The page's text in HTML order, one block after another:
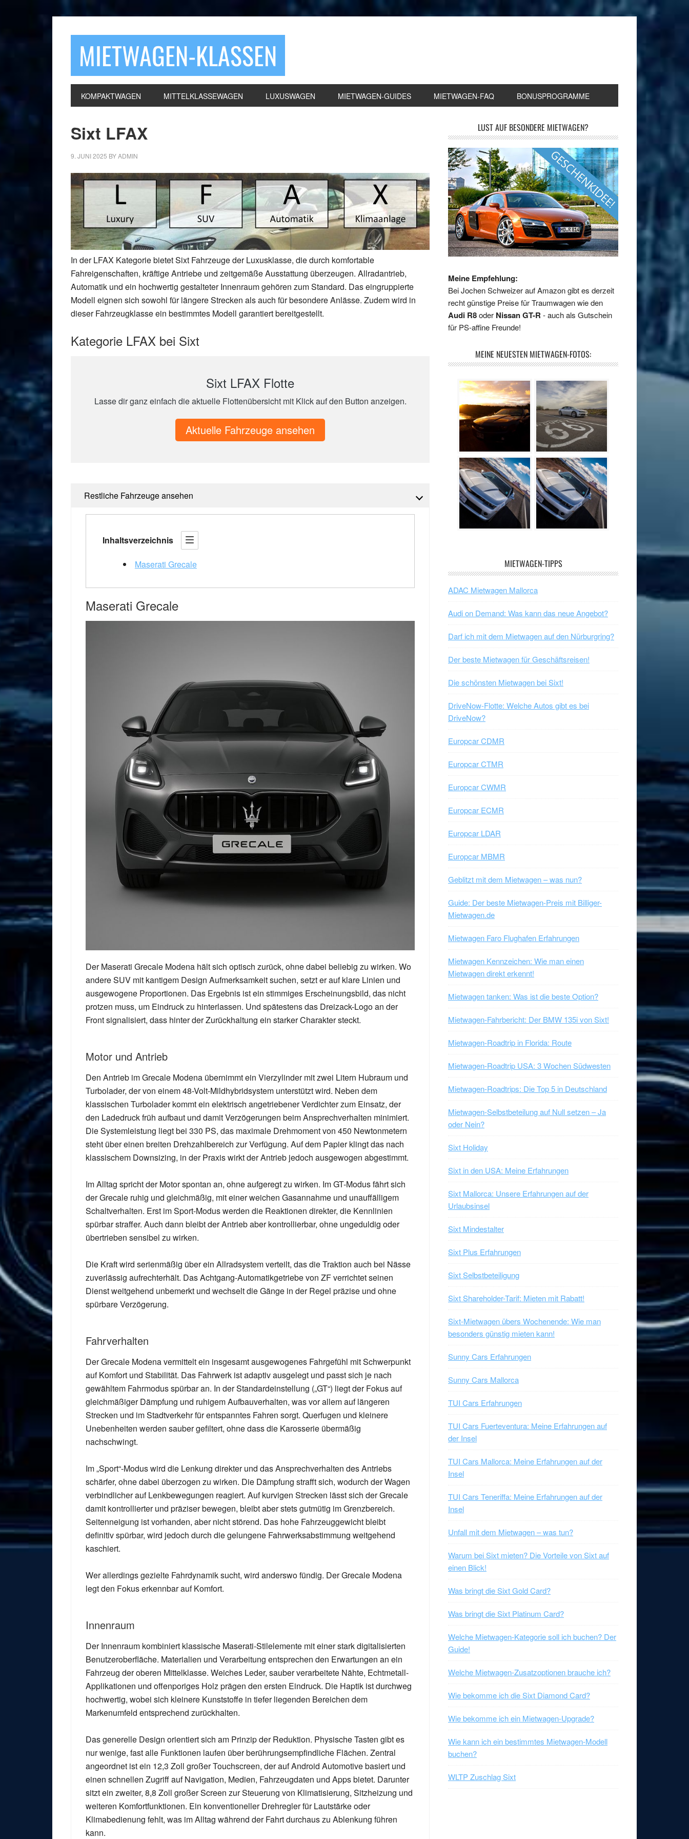
MIETWAGEN-KLASSEN
KOMPAKTWAGEN MITTELKLASSEWAGEN LUXUSWAGEN MIETWAGEN-GUIDES MIETWAGEN-FAQ BONUSPROGRAMME
Sixt LFAX
9. JUNI 2025 BYADMIN
In der LFAX Kategorie bietet Sixt Fahrzeuge der Luxusklasse, die durch komfortable
Fahreigenschaften, kräftige Antriebe und zeitgemäße Ausstattung überzeugen. Allradantrieb,
Automatik und ein hochwertig gestalteter Innenraum gehören zum Standard. Das eingruppierte
Modell eignen sich sowohl für längere Strecken als auch für besondere Anlässe. Zudem wird in
dieser Fahrzeugklasse ein bestimmtes Modell garantiert bereitgestellt.
Kategorie LFAX bei Sixt
Sixt LFAX Flotte
Lasse dir ganz einfach die aktuelle Flottenübersicht mit Klick auf den Button anzeigen.
Aktuelle Fahrzeuge ansehen
Restliche Fahrzeuge ansehen
Inhaltsverzeichnis
Maserati Grecale
Maserati Grecale
Der Maserati Grecale Modena hält sich optisch zurück, ohne dabei beliebig zu wirken. Wo
andere SUV mit kantigem Design Aufmerksamkeit suchen, setzt er auf klare Linien und
ausgewogene Proportionen. Das Ergebnis ist ein stimmiges Erscheinungsbild, das nicht
protzen muss, um Eindruck zu hinterlassen. Und spätestens das Dreizack-Logo an der
Front signalisiert, dass hinter der Zurückhaltung ein starker Charakter steckt.
Motor und Antrieb
Den Antrieb im Grecale Modena übernimmt ein Vierzylinder mit zwei Litern Hubraum und
Turbolader, der von einem 48-Volt-Mildhybridsystem unterstützt wird. Neben dem
klassischen Turbolader kommt ein elektrisch angetriebener Verdichter zum Einsatz, der
den Ladedruck früh aufbaut und damit Verzögerungen beim Ansprechverhalten minimiert.
Die Systemleistung liegt bei 330 PS, das maximale Drehmoment von 450 Newtonmetern
steht über einen breiten Drehzahlbereich zur Verfügung. Auf dem Papier klingt das nach
klassischem Downsizing, in der Praxis wirkt der Antrieb jedoch ausgewogen abgestimmt.
Im Alltag spricht der Motor spontan an, ohne aufgeregt zu wirken. Im GT-Modus fährt sich
der Grecale ruhig und gleichmäßig, mit einer weichen Gasannahme und unauffälligem
Schaltverhalten. Erst im Sport-Modus werden die Reaktionen direkter, die Kennlinien
spürbar straffer. Auch dann bleibt der Antrieb aber kontrollierbar, ohne ungeduldig oder
übertrieben sensibel zu wirken.
Die Kraft wird serienmäßig über ein Allradsystem verteilt, das die Traktion auch bei Nässe
zuverlässig aufrechterhält. Das Achtgang-Automatikgetriebe von ZF verrichtet seinen
Dienst weitgehend unbemerkt und wechselt die Gänge in der Regel präzise und ohne
spürbare Verzögerung.
Fahrverhalten
Der Grecale Modena vermittelt ein insgesamt ausgewogenes Fahrgefühl mit Schwerpunkt
auf Komfort und Stabilität. Das Fahrwerk ist adaptiv ausgelegt und passt sich je nach
gewähltem Fahrmodus spürbar an. In der Standardeinstellung („GT“) liegt der Fokus auf
gleichmäßiger Dämpfung und ruhigem Aufbauverhalten, was vor allem auf längeren
Strecken und im Stadtverkehr für entspanntes Fahren sorgt. Querfugen und kleinere
Unebenheiten werden sauber gefiltert, ohne dass die Karosserie übermäßig
nachschwingt.
Im „Sport“-Modus wird die Lenkung direkter und das Ansprechverhalten des Antriebs
schärfer, ohne dabei überzogen zu wirken. Die Dämpfung strafft sich, wodurch der Wagen
verbindlicher auf Lenkbewegungen reagiert. Auf kurvigen Strecken lässt sich der Grecale
damit kontrollierter und präziser bewegen, bleibt aber stets gutmütig im Grenzbereich.
Seitenneigung ist vorhanden, aber nicht störend. Das hohe Fahrzeuggewicht bleibt
definitiv spürbar, wird jedoch durch die gelungene Fahrwerksabstimmung weitgehend
kaschiert.
Wer allerdings gezielte Fahrdynamik sucht, wird anderswo fündig. Der Grecale Modena
legt den Fokus erkennbar auf Komfort.
Innenraum
Der Innenraum kombiniert klassische Maserati-Stilelemente mit einer stark digitalisierten
Benutzeroberfläche. Materialien und Verarbeitung entsprechen den Erwartungen an ein
Fahrzeug der oberen Mittelklasse. Weiches Leder, sauber verarbeitete Nähte, Echtmetall-
Applikationen und offenporiges Holz prägen den ersten Eindruck. Die Haptik ist durchweg
hochwertig, wobei sich kleinere Kunststoffe in tiefer liegenden Bereichen dem
Markenumfeld entsprechend zurückhalten.
Das generelle Design orientiert sich am Prinzip der Reduktion. Physische Tasten gibt es
nur wenige, fast alle Funktionen laufen über berührungsempfindliche Flächen. Zentral
angeordnet ist ein 12,3 Zoll großer Touchscreen, der auf Android Automotive basiert und
einen schnellen Zugriff auf Navigation, Medien, Fahrzeugdaten und Apps bietet. Darunter
sitzt ein zweiter, 8,8 Zoll großer Screen zur Steuerung von Klimatisierung, Sitzheizung und
weiteren Komfortfunktionen. Ein konventioneller Drehregler für Lautstärke oder
Klimabedienung fehlt, was im Alltag während der Fahrt durchaus zu Ablenkung führen
kann.
LUST AUF BESONDERE MIETWAGEN?
Meine Empfehlung:
Bei Jochen Schweizer auf Amazon gibt es derzeit
recht günstige Preise für Traumwagen wie den
Audi R8oder Nissan GT-R - auch als Gutschein
für PS-affine Freunde!
MEINE NEUESTEN MIETWAGEN-FOTOS:
MIETWAGEN-TIPPS
ADAC Mietwagen Mallorca
Audi on Demand: Was kann das neue Angebot?
Darf ich mit dem Mietwagen auf den Nürburgring?
Der beste Mietwagen für Geschäftsreisen!
Die schönsten Mietwagen bei Sixt!
DriveNow-Flotte: Welche Autos gibt es bei
DriveNow?
Europcar CDMR
Europcar CTMR
Europcar CWMR
Europcar ECMR
Europcar LDAR
Europcar MBMR
Geblitzt mit dem Mietwagen – was nun?
Guide: Der beste Mietwagen-Preis mit Billiger-
Mietwagen.de
Mietwagen Faro Flughafen Erfahrungen
Mietwagen Kennzeichen: Wie man einen
Mietwagen direkt erkennt!
Mietwagen tanken: Was ist die beste Option?
Mietwagen-Fahrbericht: Der BMW 135i von Sixt!
Mietwagen-Roadtrip in Florida: Route
Mietwagen-Roadtrip USA: 3 Wochen Südwesten
Mietwagen-Roadtrips: Die Top 5 in Deutschland
Mietwagen-Selbstbeteilung auf Null setzen – Ja
oder Nein?
Sixt Holiday
Sixt in den USA: Meine Erfahrungen
Sixt Mallorca: Unsere Erfahrungen auf der
Urlaubsinsel
Sixt Mindestalter
Sixt Plus Erfahrungen
Sixt Selbstbeteiligung
Sixt Shareholder-Tarif: Mieten mit Rabatt!
Sixt-Mietwagen übers Wochenende: Wie man
besonders günstig mieten kann!
Sunny Cars Erfahrungen
Sunny Cars Mallorca
TUI Cars Erfahrungen
TUI Cars Fuerteventura: Meine Erfahrungen auf
der Insel
TUI Cars Mallorca: Meine Erfahrungen auf der
Insel
TUI Cars Teneriffa: Meine Erfahrungen auf der
Insel
Unfall mit dem Mietwagen – was tun?
Warum bei Sixt mieten? Die Vorteile von Sixt auf
einen Blick!
Was bringt die Sixt Gold Card?
Was bringt die Sixt Platinum Card?
Welche Mietwagen-Kategorie soll ich buchen? Der
Guide!
Welche Mietwagen-Zusatzoptionen brauche ich?
Wie bekomme ich die Sixt Diamond Card?
Wie bekomme ich ein Mietwagen-Upgrade?
Wie kann ich ein bestimmtes Mietwagen-Modell
buchen?
WLTP Zuschlag Sixt